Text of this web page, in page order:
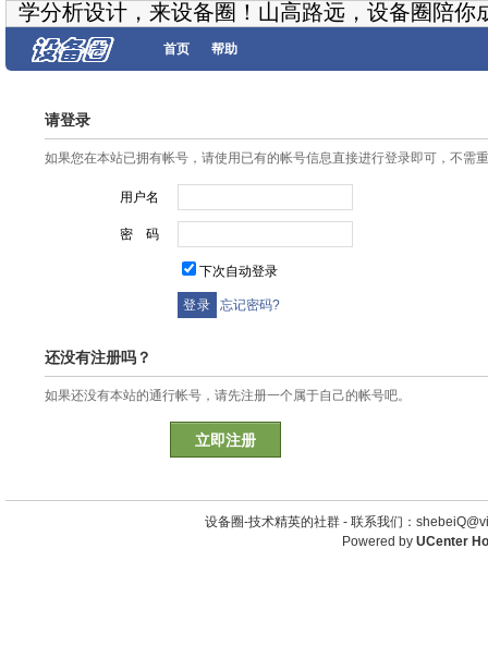
学分析设计，来设备圈！山高路远，设备圈陪你
首页 帮助
请登录
如果您在本站已拥有帐号，请使用已有的帐号信息直接进行登录即可，不需
用户名
密 码
下次自动登录
忘记密码?
还没有注册吗？
如果还没有本站的通行帐号，请先注册一个属于自己的帐号吧。
立即注册
设备圈-技术精英的社群 - 联系我们：
Powered by UCenter